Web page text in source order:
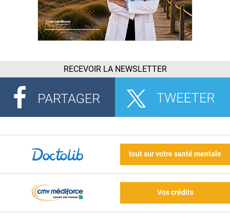
RECEVOIR LA NEWSLETTER
tout sur votre santé mentale
Vos crédits